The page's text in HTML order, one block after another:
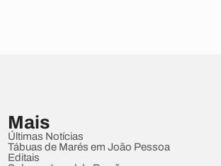
Mais
Últimas Notícias
Tábuas de Marés em João Pessoa
Editais